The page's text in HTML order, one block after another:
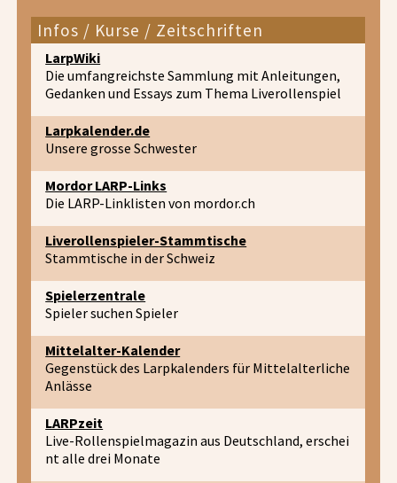
Infos / Kurse / Zeitschriften
LarpWiki
Die umfangreichste Sammlung mit Anleitungen,
Gedanken und Essays zum Thema Liverollenspiel
Larpkalender.de
Unsere grosse Schwester
Mordor LARP-Links
Die LARP-Linklisten von mordor.ch
Liverollenspieler-Stammtische
Stammtische in der Schweiz
Spielerzentrale
Spieler suchen Spieler
Mittelalter-Kalender
Gegenstück des Larpkalenders für Mittelalterliche
Anlässe
LARPzeit
Live-Rollenspielmagazin aus Deutschland, erschei
nt alle drei Monate